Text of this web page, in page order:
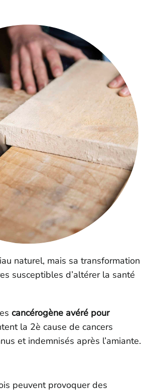
naturel, mais sa transformation
susceptibles d’altérer la santé
cancérogène avéré pour
la 2è cause de cancers
et indemnisés après l’amiante.
peuvent provoquer des